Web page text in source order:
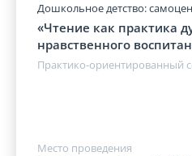
Дошкольное детство:
«Чтение как практика
нравственного
Практико-ориентированный
Место проведения